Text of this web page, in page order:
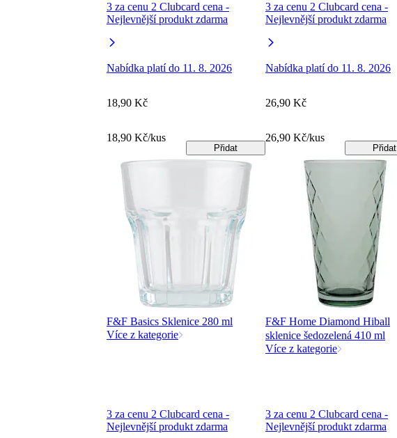
3 za cenu 2 Clubcard cena -
Nejlevnější produkt zdarma
Nabídka platí do 11. 8. 2026
18,90 Kč
18,90 Kč/kus
Přidat
3 za cenu 2 Clubcard cena -
Nejlevnější produkt zdarma
Nabídka platí do 11. 8. 2026
26,90 Kč
26,90 Kč/kus
Přidat
F&F Basics Sklenice 280 ml
Více z kategorie
3 za cenu 2 Clubcard cena -
Nejlevnější produkt zdarma
F&F Home Diamond Hiball
sklenice šedozelená 410 ml
Více z kategorie
3 za cenu 2 Clubcard cena -
Nejlevnější produkt zdarma